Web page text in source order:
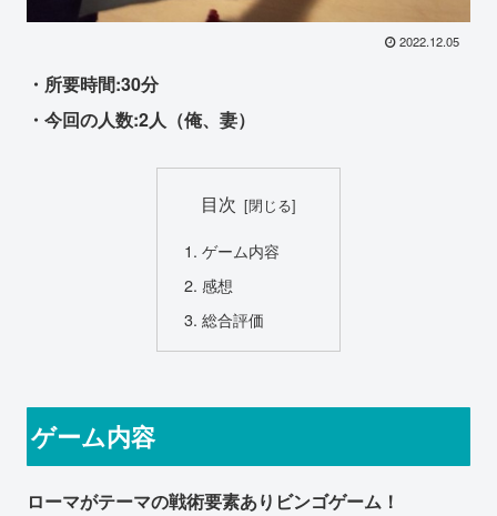
2022.12.05
・所要時間:30分
・今回の人数:2人（俺、妻）
目次
ゲーム内容
感想
総合評価
ゲーム内容
ローマがテーマの戦術要素ありビンゴゲーム！